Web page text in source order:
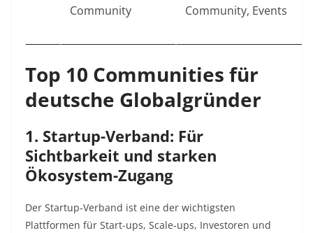
Community
Community, Events
Top 10 Communities für
deutsche Globalgründer
1. Startup-Verband: Für
Sichtbarkeit und starken
Ökosystem-Zugang
Der Startup-Verband ist eine der wichtigsten
Plattformen für Start-ups, Scale-ups, Investoren und